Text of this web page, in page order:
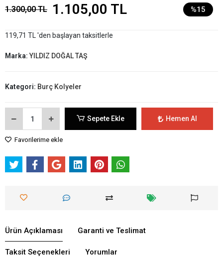
1.300,00 TL 1.105,00 TL %15
119,71 TL 'den başlayan taksitlerle
Marka:YILDIZ DOĞAL TAŞ
Kategori: Burç Kolyeler
Sepete Ekle Hemen Al
Favorilerime ekle
Ürün Açıklaması Garanti ve Teslimat
Taksit Seçenekleri Yorumlar